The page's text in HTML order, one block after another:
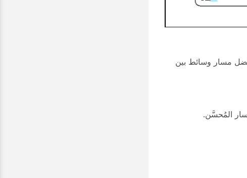
أفضل مسار وسائط بين
المُحسَّن.